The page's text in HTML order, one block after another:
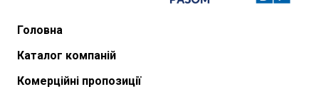
Головна
Каталог компаній
Комерційні пропозиції